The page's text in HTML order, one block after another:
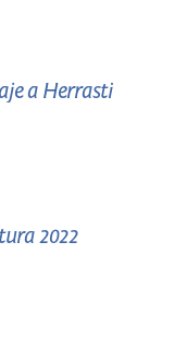
a Herrasti
2022